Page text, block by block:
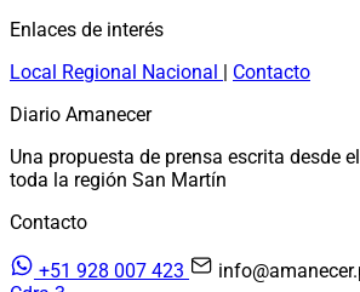
Enlaces de interés
Local Regional Nacional | Contacto
Diario Amanecer
Una propuesta de prensa escrita desde
toda la región San Martín
Contacto
+51 928 007 423